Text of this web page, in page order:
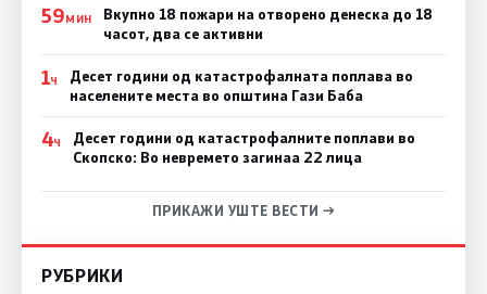
59МИН
Вкупно 18 пожари на отворено денеска до 18
часот, два се активни
1Ч
Десет години од катастрофалната поплава во
населените места во општина Гази Баба
4Ч
Десет години од катастрофалните поплави во
Скопско: Во невремето загинаа 22 лица
ПРИКАЖИ УШТЕ ВЕСТИ →
РУБРИКИ